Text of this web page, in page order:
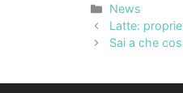
Categorie
News
Latte:
Sai a che